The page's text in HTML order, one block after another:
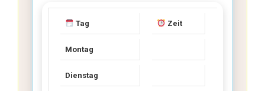
Tag Zeit
Montag
Dienstag